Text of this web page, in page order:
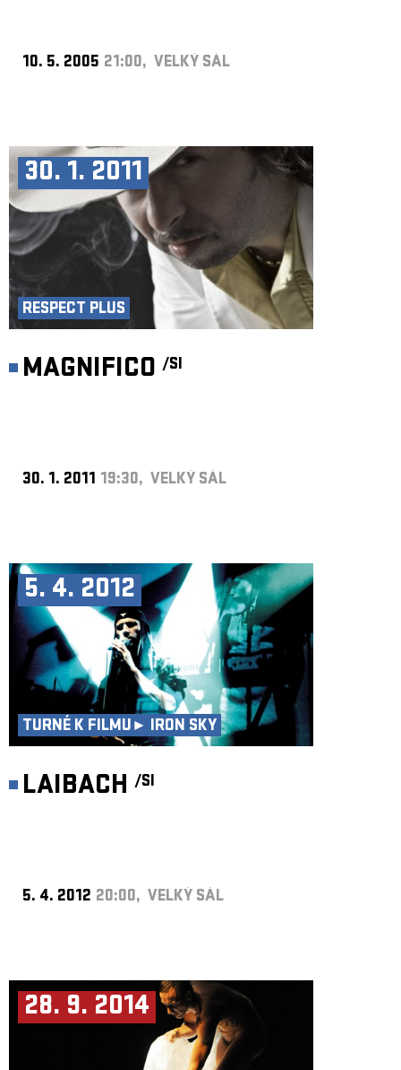
10. 5. 2005 21:00, VELKÝ SÁL
30. 1. 2011
RESPECT PLUS
MAGNIFICO /SI
30. 1. 2011 19:30, VELKÝ SÁL
5. 4. 2012
TURNÉ K FILMU► IRON SKY
LAIBACH /SI
5. 4. 2012 20:00, VELKÝ SÁL
28. 9. 2014